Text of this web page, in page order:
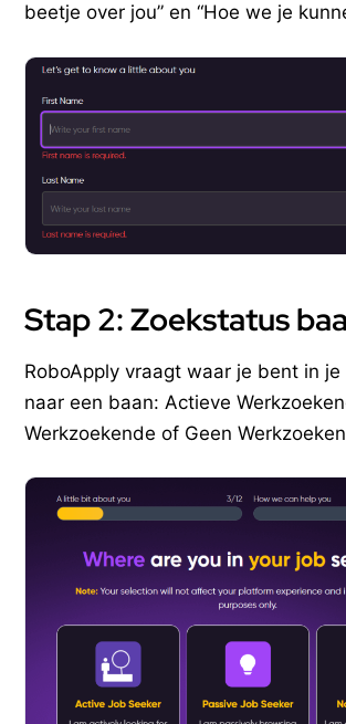
beetje over jou” en “Hoe we je
Stap 2: Zoekstatus
RoboApply vraagt waar je bent in
naar een baan: Actieve
Werkzoekende of Geen